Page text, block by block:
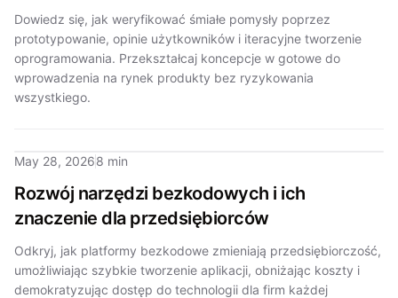
Dowiedz się, jak weryfikować śmiałe pomysły poprzez
prototypowanie, opinie użytkowników i iteracyjne tworzenie
oprogramowania. Przekształcaj koncepcje w gotowe do
wprowadzenia na rynek produkty bez ryzykowania
wszystkiego.
May 28, 20268 min
Rozwój narzędzi bezkodowych i ich
znaczenie dla przedsiębiorców
Odkryj, jak platformy bezkodowe zmieniają przedsiębiorczość,
umożliwiając szybkie tworzenie aplikacji, obniżając koszty i
demokratyzując dostęp do technologii dla firm każdej